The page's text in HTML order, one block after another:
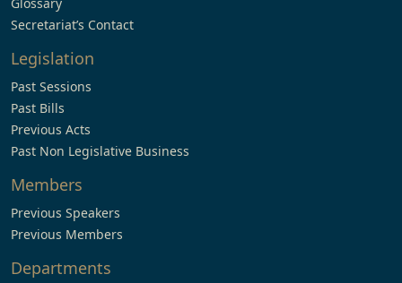
Secretariat’s Contact
Legislation
Past Sessions
Past Bills
Previous Acts
Past Non Legislative Business
Members
Previous Speakers
Previous Members
Departments